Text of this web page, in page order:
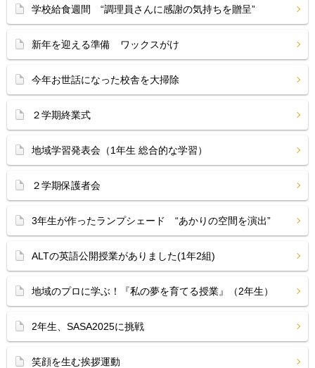
学校給食週間 “調理員さんに感謝の気持ちを贈呈”
新年を迎える準備 ワックスがけ
今年お世話になった校舎を大掃除
２学期終業式
地域学習発表会（1年生 総合的な学習）
２学期保護者会
3年生が作ったランプシェード “あかりの空間を演出”
ALTの英語公開授業がありました(1年2組)
地域のプロに学ぶ！『私の夢を育てる授業』（2年生）
2年生、SASA2025に挑戦
笑顔を生む挨拶運動